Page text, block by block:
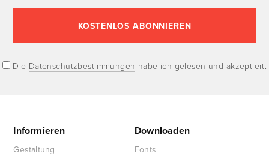
Die Datenschutzbestimmungen habe ich gelesen und akzeptiert.
Informieren
Gestaltung
Downloaden
Fonts